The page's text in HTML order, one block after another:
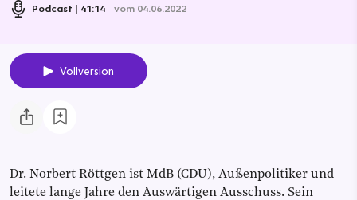
Podcast 41:14 vom 04.06.2022
Vollversion
Dr. Norbert Röttgen ist MdB (CDU), Außenpolitiker und
leitete lange Jahre den Auswärtigen Ausschuss. Sein